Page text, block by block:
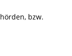
bzw.